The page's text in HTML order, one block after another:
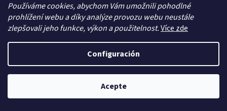
Používáme cookies, abychom Vám umožnili pohodlné
prohlížení webu a díky analýze provozu webu neustále
zlepšovali jeho funkce, výkon a použitelnost.Více zde
Configuración
Acepte
1/48 Marder IIIM Exterior Set & Driver (half-fig.)
Odeslání do třech týdnů